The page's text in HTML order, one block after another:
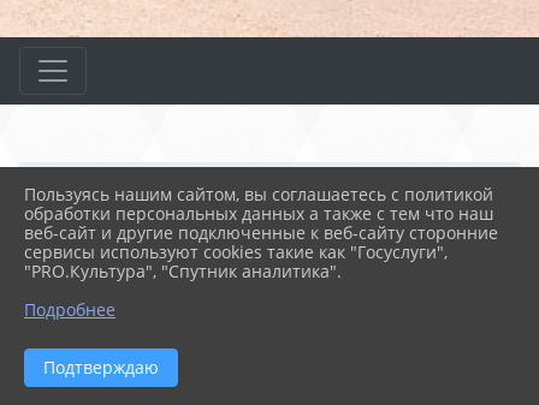
Главная МЕРОПРИЯТИЯ
Новости
Наркотики - шаг в бездну
18.05.2022 07:59
НАРКОТИКИ - ШАГ В БЕЗДНУ
Пользуясь нашим сайтом, вы соглашаетесь с политикой
обработки персональных данных а также с тем что наш
веб-сайт и другие подключенные к веб-сайту сторонние
сервисы используют cookies такие как "Госуслуги",
"PRO.Культура", "Спутник аналитика".
Подробнее
Подтверждаю